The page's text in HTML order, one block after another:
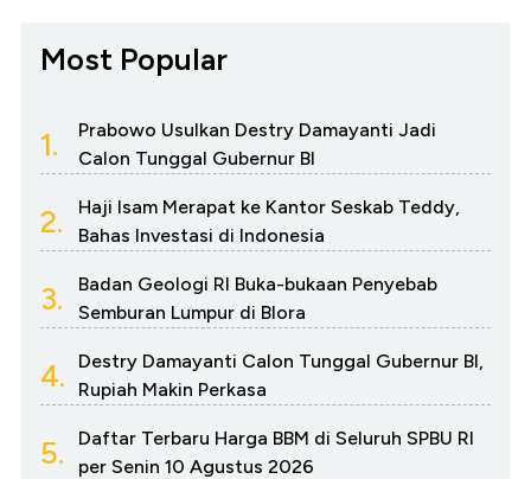
Most Popular
1.
Prabowo Usulkan Destry Damayanti Jadi
Calon Tunggal Gubernur BI
2.
Haji Isam Merapat ke Kantor Seskab Teddy,
Bahas Investasi di Indonesia
3.
Badan Geologi RI Buka-bukaan Penyebab
Semburan Lumpur di Blora
4.
Destry Damayanti Calon Tunggal Gubernur BI,
Rupiah Makin Perkasa
5.
Daftar Terbaru Harga BBM di Seluruh SPBU RI
per Senin 10 Agustus 2026